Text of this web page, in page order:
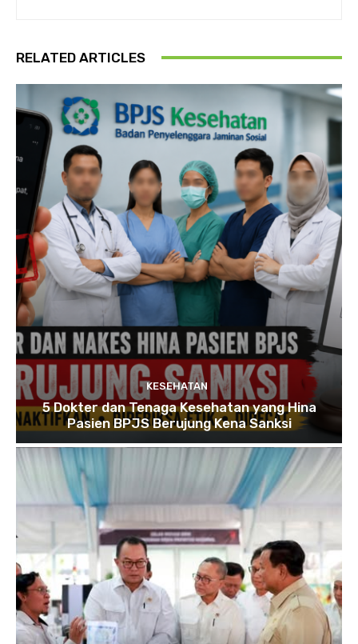
RELATED ARTICLES
KESEHATAN
5 Dokter dan Tenaga Kesehatan yang Hina
Pasien BPJS Berujung Kena Sanksi